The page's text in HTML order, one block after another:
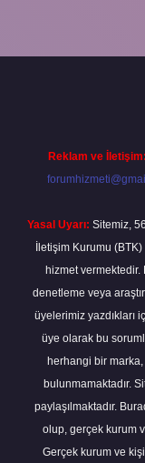
Reklam ve İletişim:
Yasal Uyarı: Sitemiz,
İletişim Kurumu
hizmet
denetleme veya
üyelerimiz yazdıkları
üye olarak bu
herhangi bir marka,
bulunmamaktadır.
paylaşılmaktadır.
olup, gerçek kurum
Gerçek kurum ve